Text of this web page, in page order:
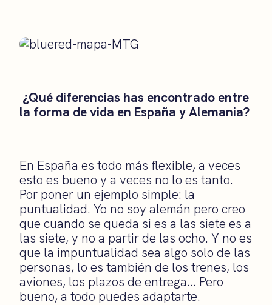
¿Qué diferencias has encontrado entre
la forma de vida en España y Alemania?
En España es todo más flexible, a veces
esto es bueno y a veces no lo es tanto.
Por poner un ejemplo simple: la
puntualidad. Yo no soy alemán pero creo
que cuando se queda si es a las siete es a
las siete, y no a partir de las ocho. Y no es
que la impuntualidad sea algo solo de las
personas, lo es también de los trenes, los
aviones, los plazos de entrega… Pero
bueno, a todo puedes adaptarte.